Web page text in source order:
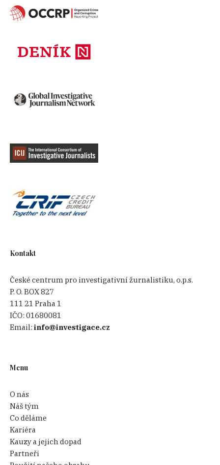
Kontakt
České centrum pro investigativní žurnalistiku, o.p.s.
P. O. BOX 827
111 21 Praha 1
IČO:01680081
Email:info@investigace.cz
Menu
O nás
Náš tým
Co děláme
Kariéra
Kauzy a jejich dopad
Partneři